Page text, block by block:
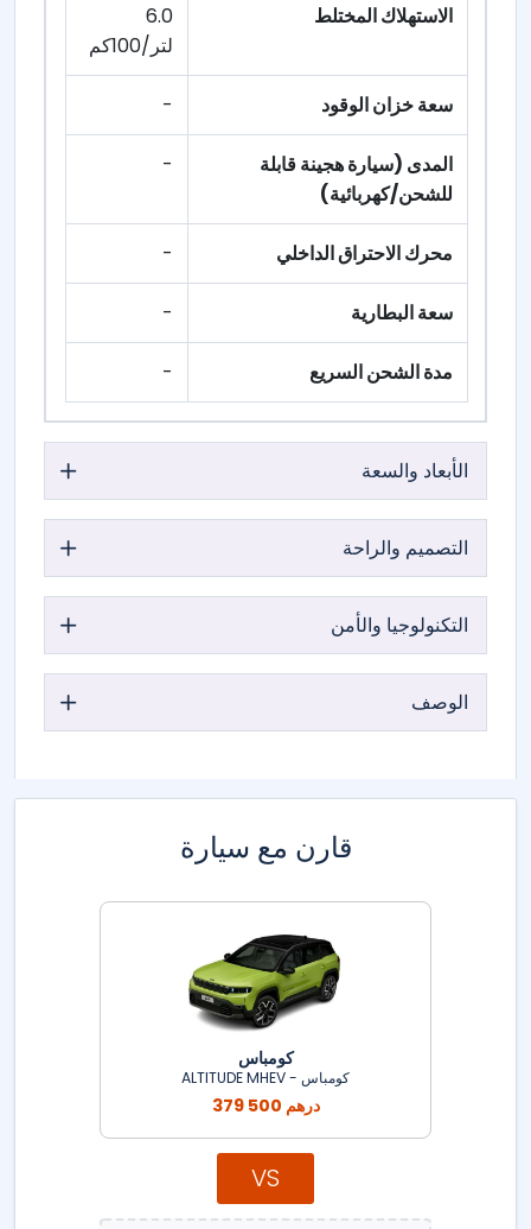
الاستهلاك المختلط
6.0
لتر/100كم
سعة خزان الوقود -
المدى (سيارة هجينة قابلة
للشحن/كهربائية)
-
محرك الاحتراق الداخلي -
سعة البطارية -
مدة الشحن السريع -
الأبعاد والسعة
التصميم والراحة
التكنولوجيا والأمن
الوصف
قارن مع سيارة
كومباس
كومباس - ALTITUDE MHEV
379 500 درهم
VS